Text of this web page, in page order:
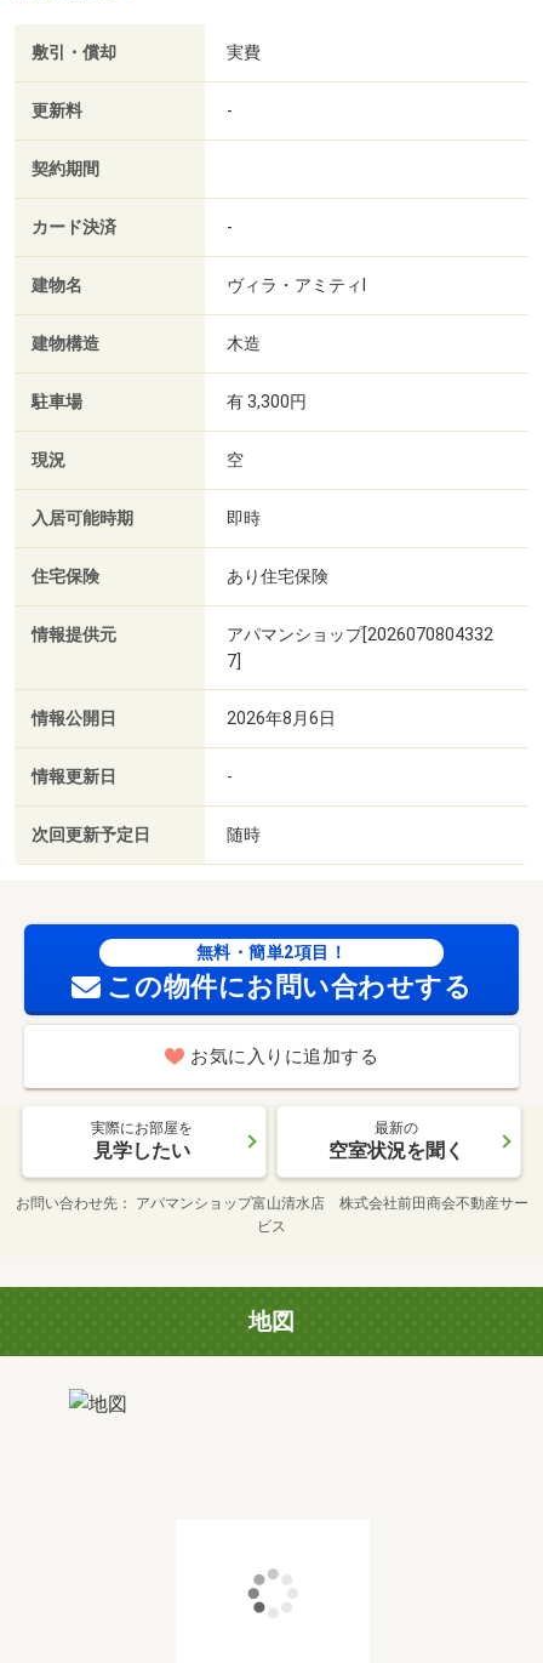
敷引・償却 実費
更新料 -
契約期間
カード決済 -
建物名 ヴィラ・アミティⅠ
建物構造 木造
駐車場 有 3,300円
現況 空
入居可能時期 即時
住宅保険 あり住宅保険
情報提供元
アパマンショップ[2026070804332
7]
情報公開日 2026年8月6日
情報更新日 -
次回更新予定日 随時
無料・簡単2項目！
この物件にお問い合わせする
お気に入りに追加する
実際にお部屋を
見学したい
最新の
空室状況を聞く
お問い合わせ先
アパマンショップ富山清水店 株式会社前田商会不動産サー
ビス
地図